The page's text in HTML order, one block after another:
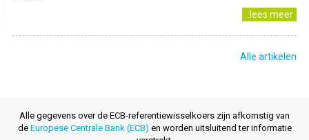
..lees meer
Alle artikelen
Alle gegevens over de ECB-referentiewisselkoers zijn afkomstig van
de Europese Centrale Bank (ECB) en worden uitsluitend ter informatie